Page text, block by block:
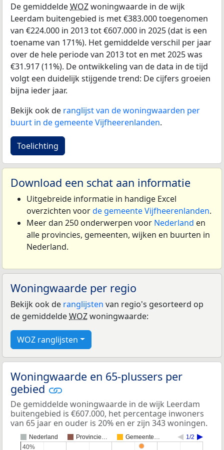
De gemiddeldeWOZwoningwaarde in de wijk
Leerdam buitengebied is met €383.000 toegenomen
van €224.000 in 2013 tot €607.000 in 2025 (dat is een
toename van 171%). Het gemiddelde verschil per jaar
over de hele periode van 2013 tot en met 2025 was
€31.917 (11%). De ontwikkeling van de data in de tijd
volgt een duidelijk stijgende trend: De cijfers groeien
bijna ieder jaar.
Bekijk ook de ranglijst van de woningwaarden per
buurt in de gemeente Vijfheerenlanden.
Toelichting
Download een schat aan informatie
Uitgebreide informatie in handige Excel
overzichten voorde gemeente Vijfheerenlanden.
Meer dan 250 onderwerpen voor Nederland en
alle provincies, gemeenten, wijken en buurten in
Nederland.
Woningwaarde per regio
Bekijk ook de ranglijsten van regio's gesorteerd op
de gemiddeldeWOZwoningwaarde:
WOZ ranglijsten
Woningwaarde en 65-plussers per
gebied
De gemiddelde woningwaarde in de wijk Leerdam
buitengebied is €607.000, het percentage inwoners
van 65 jaar en ouder is 20% en er zijn 343 woningen.
Nederland Provincie… Gemeente… 1/2
40%
40%